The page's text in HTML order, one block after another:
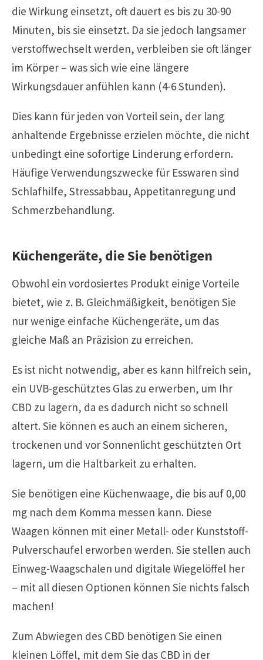
die Wirkung einsetzt, oft dauert es bis zu 30-90
Minuten, bis sie einsetzt. Da sie jedoch langsamer
verstoffwechselt werden, verbleiben sie oft länger
im Körper – was sich wie eine längere
Wirkungsdauer anfühlen kann (4-6 Stunden).
Dies kann für jeden von Vorteil sein, der lang
anhaltende Ergebnisse erzielen möchte, die nicht
unbedingt eine sofortige Linderung erfordern.
Häufige Verwendungszwecke für Esswaren sind
Schlafhilfe, Stressabbau, Appetitanregung und
Schmerzbehandlung.
Küchengeräte, die Sie benötigen
Obwohl ein vordosiertes Produkt einige Vorteile
bietet, wie z. B. Gleichmäßigkeit, benötigen Sie
nur wenige einfache Küchengeräte, um das
gleiche Maß an Präzision zu erreichen.
Es ist nicht notwendig, aber es kann hilfreich sein,
ein UVB-geschütztes Glas zu erwerben, um Ihr
CBD zu lagern, da es dadurch nicht so schnell
altert. Sie können es auch an einem sicheren,
trockenen und vor Sonnenlicht geschützten Ort
lagern, um die Haltbarkeit zu erhalten.
Sie benötigen eine Küchenwaage, die bis auf 0,00
mg nach dem Komma messen kann. Diese
Waagen können mit einer Metall- oder Kunststoff-
Pulverschaufel erworben werden. Sie stellen auch
Einweg-Waagschalen und digitale Wiegelöffel her
– mit all diesen Optionen können Sie nichts falsch
machen!
Zum Abwiegen des CBD benötigen Sie einen
kleinen Löffel, mit dem Sie das CBD in der